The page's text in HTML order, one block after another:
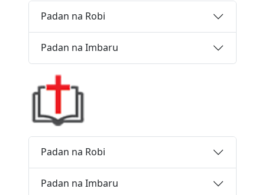
Padan na Robi
Padan na Imbaru
Padan na Robi
Padan na Imbaru